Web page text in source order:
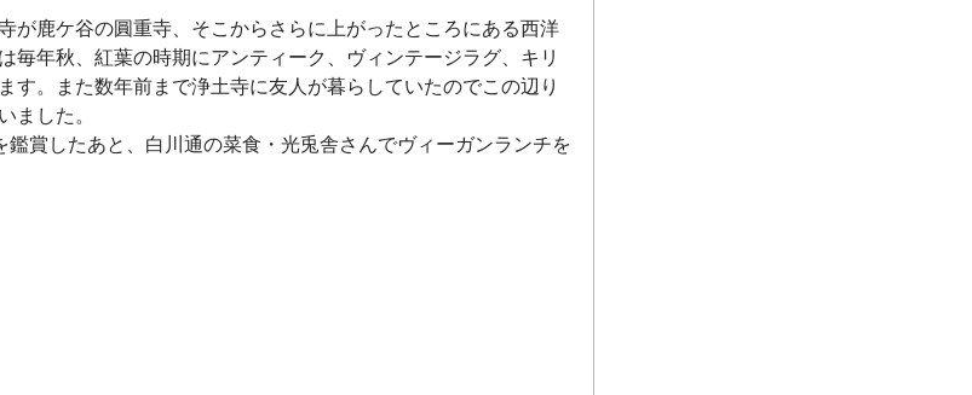
が鹿ケ谷の圓重寺、そこからさらに上がったところにある西洋
毎年秋、紅葉の時期にアンティーク、ヴィンテージラグ、キリ
す。また数年前まで浄土寺に友人が暮らしていたのでこの辺り
ました。
鑑賞したあと、白川通の菜食・光兎舎さんでヴィーガンランチを